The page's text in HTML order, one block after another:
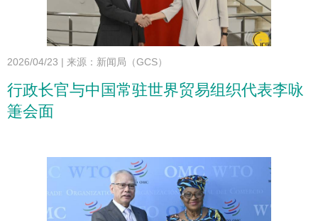
2026/04/23 | 来源：新闻局（GCS）
行政长官与中国常驻世界贸易组织代表李咏
箑会面